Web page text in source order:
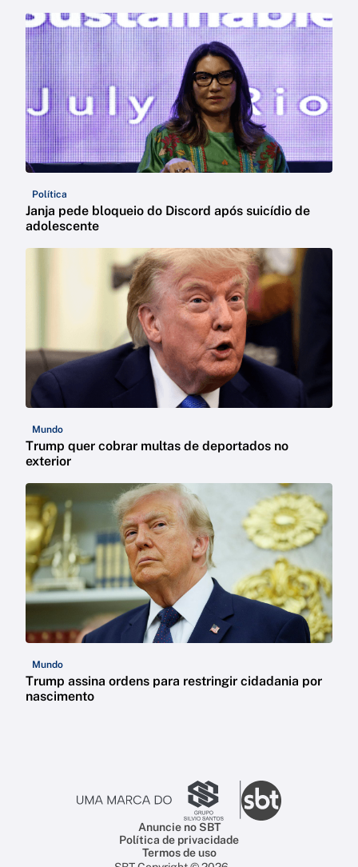
Política
Janja pede bloqueio do Discord após suicídio de
adolescente
Mundo
Trump quer cobrar multas de deportados no
exterior
Mundo
Trump assina ordens para restringir cidadania por
nascimento
Anuncie no SBT
Política de privacidade
Termos de uso